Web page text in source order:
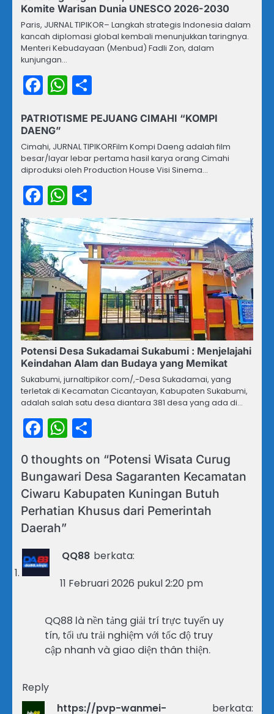
Komite Warisan Dunia UNESCO 2026-2030
Paris, JURNAL TIPIKOR– Langkah strategis Indonesia dalam
kancah diplomasi global kembali menunjukkan taringnya.
Menteri Kebudayaan (Menbud) Fadli Zon, dalam
kunjungan…
Facebook
WhatsApp
PATRIOTISME PEJUANG CIMAHI “KOMPI
DAENG”
Cimahi, JURNAL TIPIKORFilm Kompi Daeng adalah film
besar/layar lebar pertama hasil karya orang Cimahi
diproduksi oleh Production House Visi Sinema…
Facebook
WhatsApp
Potensi Desa Sukadamai Sukabumi : Menjelajahi
Keindahan Alam dan Budaya yang Memikat
Sukabumi, jurnaltipikor.com/,-Desa Sukadamai, yang
terletak di Kecamatan Cicantayan, Kabupaten Sukabumi,
adalah salah satu desa diantara 381 desa yang ada di…
Facebook
WhatsApp
0 thoughts on “Potensi Wisata Curug
Bungawari Desa Sagaranten Kecamatan
Ciwaru Kabupaten Kuningan Butuh
Perhatian Khusus dari Pemerintah
Daerah”
QQ88 berkata:
11 Februari 2026 pukul 2:20 pm
QQ88 là nền tảng giải trí trực tuyến uy
tín, tối ưu trải nghiệm với tốc độ truy
cập nhanh và giao diện thân thiện.
Reply
https://pvp-wanmei-
berkata: